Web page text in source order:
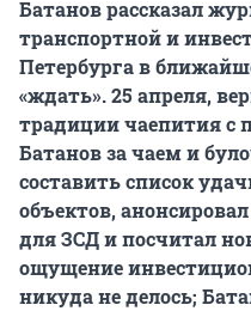
Батанов рассказал
транспортной и
Петербурга в
«ждать». 25 апреля,
традиции чаепития с
Батанов за чаем и
составить список
объектов,
для ЗСД и посчитал
ощущение
никуда не делось;